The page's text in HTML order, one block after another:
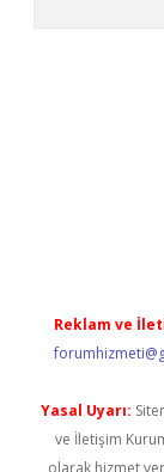
Reklam ve
Yasal Uyarı:
ve İletişim
olarak hizmet